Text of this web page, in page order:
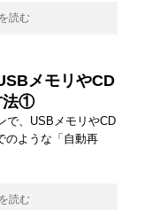
読む
メモリやCD
法①
で、USBメモリやCD
のような「自動再
読む